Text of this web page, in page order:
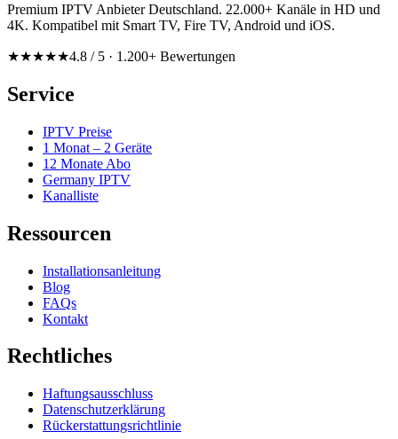
Premium IPTV Anbieter Deutschland. 22.000+ Kanäle in HD und
4K. Kompatibel mit Smart TV, Fire TV, Android und iOS.
★★★★★4.8 / 5 · 1.200+ Bewertungen
Service
IPTV Preise
1 Monat – 2 Geräte
12 Monate Abo
Germany IPTV
Kanalliste
Ressourcen
Installationsanleitung
Blog
FAQs
Kontakt
Rechtliches
Haftungsausschluss
Datenschutzerklärung
Rückerstattungsrichtlinie